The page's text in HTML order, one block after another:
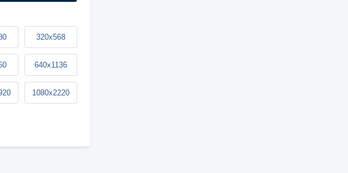
320x568
640x1136
1080x2220